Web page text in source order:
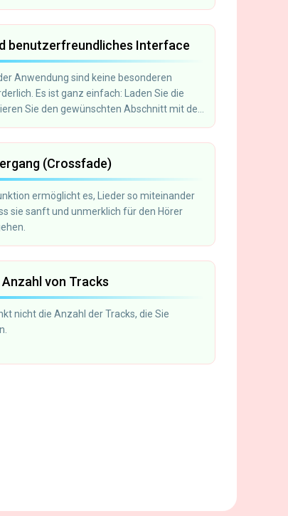
benutzerfreundliches Interface
Anwendung sind keine besonderen
Es ist ganz einfach: Laden Sie die
Sie den gewünschten Abschnitt mit den
„Schneiden“.
(Crossfade)
ermöglicht es, Lieder so miteinander
sie sanft und unmerklich für den Hörer
von Tracks
nicht die Anzahl der Tracks, die Sie